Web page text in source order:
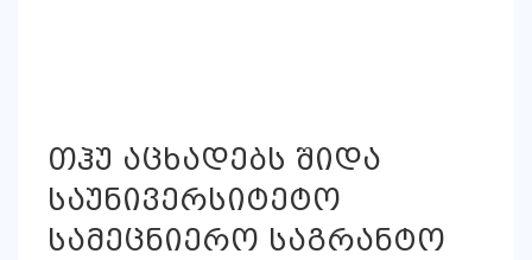
თჰუ აცხადებს შიდა
საუნივერსიტეტო
სამეცნიერო საგრანტო